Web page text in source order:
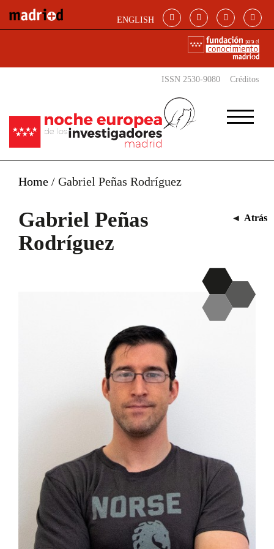
ENGLISH
ISSN 2530-9080 Créditos
Home / Gabriel Peñas Rodríguez
Gabriel Peñas
Rodríguez
◄ Atrás